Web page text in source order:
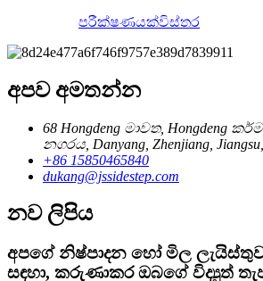
පරීක්ෂණයක්විස්තර
අපව අමතන්න
68 Hongdeng මාවත, Hongdeng
නගරය, Danyang, Zhenjiang,
+86 15850465840
dukang@jssidestep.com
නව ලිපිය
අපගේ නිෂ්පාදන හෝ මිල
සඳහා, කරුණාකර ඔබගේ විද්‍යුත්